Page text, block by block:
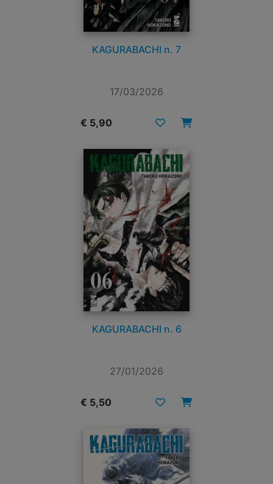
KAGURABACHI n. 7
17/03/2026
€ 5,90
KAGURABACHI n. 6
27/01/2026
€ 5,50